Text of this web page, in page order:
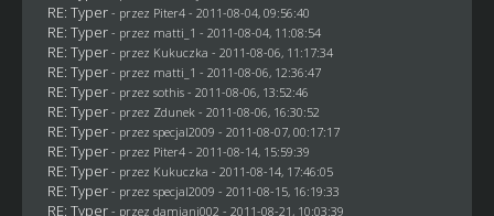
RE: Typer - przez Piter4- 2011-08-04, 09:56:40
RE: Typer - przez matti_1 - 2011-08-04, 11:08:54
RE: Typer - przez Kukuczka - 2011-08-06, 11:17:34
RE: Typer - przez matti_1 - 2011-08-06, 12:36:47
RE: Typer - przez sothis- 2011-08-06, 13:52:46
RE: Typer - przez Zdunek - 2011-08-06, 16:30:52
RE: Typer - przez specjal2009 - 2011-08-07, 00:17:17
RE: Typer - przez Piter4- 2011-08-14, 15:59:39
RE: Typer - przez Kukuczka - 2011-08-14, 17:46:05
RE: Typer - przez specjal2009 - 2011-08-15, 16:19:33
RE: Typer - przez damianj002 - 2011-08-21, 10:03:39